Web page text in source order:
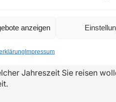
anzeigen
Impressum
zu einem
dabei die wichtigsten
Jahreszeit Sie reisen